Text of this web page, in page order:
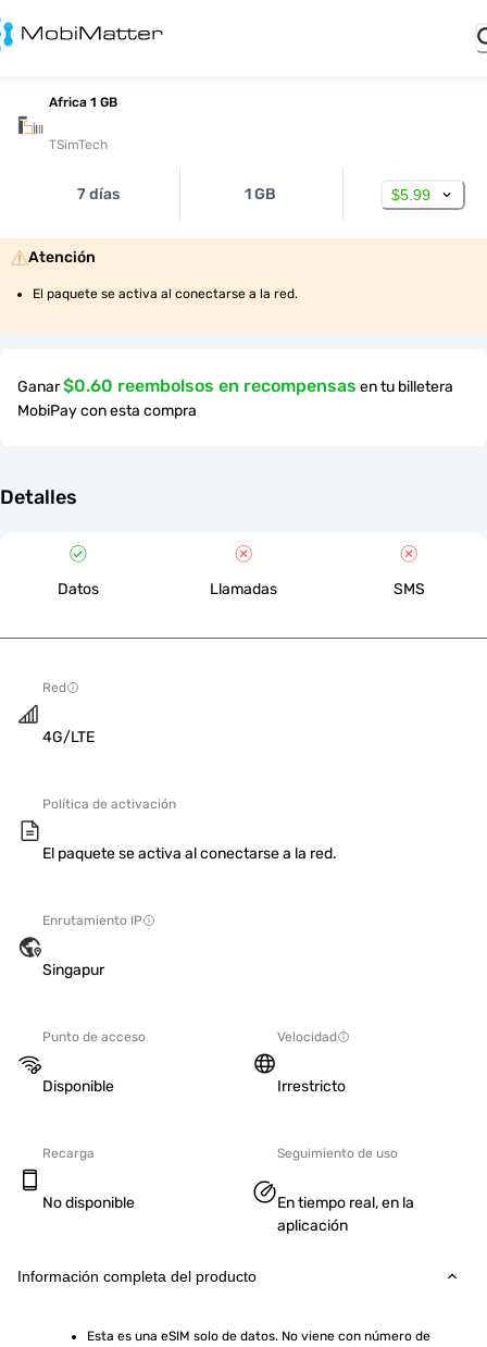
Africa 1 GB
TSimTech
7 días 1 GB $5.99
Atención
El paquete se activa al conectarse a la red.
Ganar$0.60 reembolsos en recompensas en tu billetera
MobiPay con esta compra
Detalles
Datos Llamadas SMS
Red
4G/LTE
Política de activación
El paquete se activa al conectarse a la red.
Enrutamiento IP
Singapur
Punto de acceso
Disponible
Velocidad
Irrestricto
Recarga
No disponible
Seguimiento de uso
En tiempo real, en la
aplicación
Información completa del producto
Esta es una eSIM solo de datos. No viene con número de